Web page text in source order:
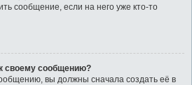
сообщение, если на него уже кто-то
своему сообщению?
вы должны сначала создать её в